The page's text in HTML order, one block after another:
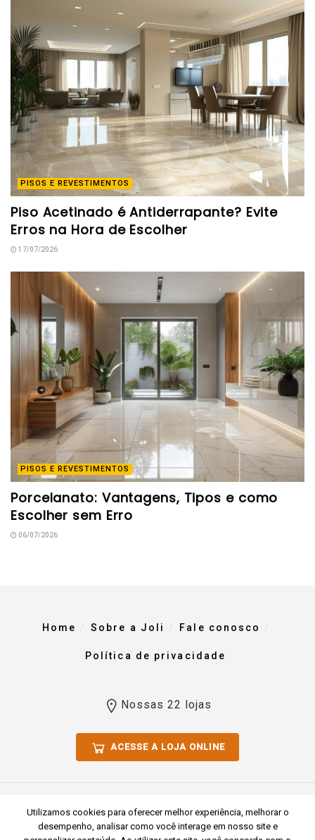
PISOS E REVESTIMENTOS
Piso Acetinado é Antiderrapante? Evite
Erros na Hora de Escolher
17/07/2026
PISOS E REVESTIMENTOS
Porcelanato: Vantagens, Tipos e como
Escolher sem Erro
06/07/2026
Home Sobre a Joli Fale conosco
Política de privacidade
Nossas 22 lojas
ACESSE A LOJA ONLINE
Todos os direitos reservados 2023. Comércio De Materiais Para
Construção Joli Ltda CNPJ 51.769.255/0001-54
Utilizamos cookies para oferecer melhor experiência, melhorar o
desempenho, analisar como você interage em nosso site e